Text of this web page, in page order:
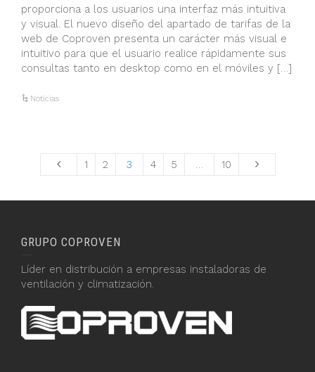
proporciona a los usuarios una interfaz más intuitiva
y visual. El nuevo diseño del apartado de tarifas de la
web de Coproven presenta un carácter más visual e
intuitivo para que el usuario realice rápidamente sus
consultas tanto en desktop como en el móviles y […]
Noticias
1 2 3 4 5 … 10
GRUPO COPROVEN
Líder en distribución a empresas instaladoras de
ventilación y climatización.